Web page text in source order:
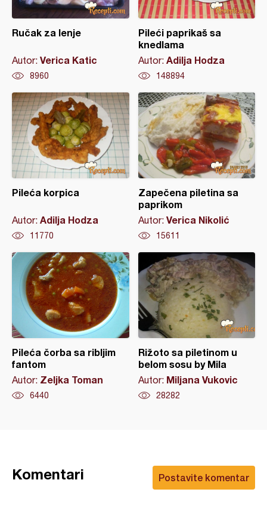
Ručak za lenje
Autor: Verica Katic
8960
Pileći paprikaš sa
knedlama
Autor: Adilja Hodza
148894
Pileća korpica
Autor: Adilja Hodza
11770
Zapečena piletina sa
paprikom
Autor: Verica Nikolić
15611
Pileća čorba sa ribljim
fantom
Autor: Zeljka Toman
6440
Rižoto sa piletinom u
belom sosu by Mila
Autor: Miljana Vukovic
28282
Postavite komentar
Komentari